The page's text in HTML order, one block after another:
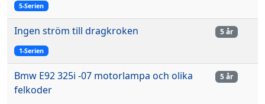
5-Serien
Ingen ström till dragkroken
1-Serien
5 år
Bmw E92 325i -07 motorlampa och olika
felkoder
5 år